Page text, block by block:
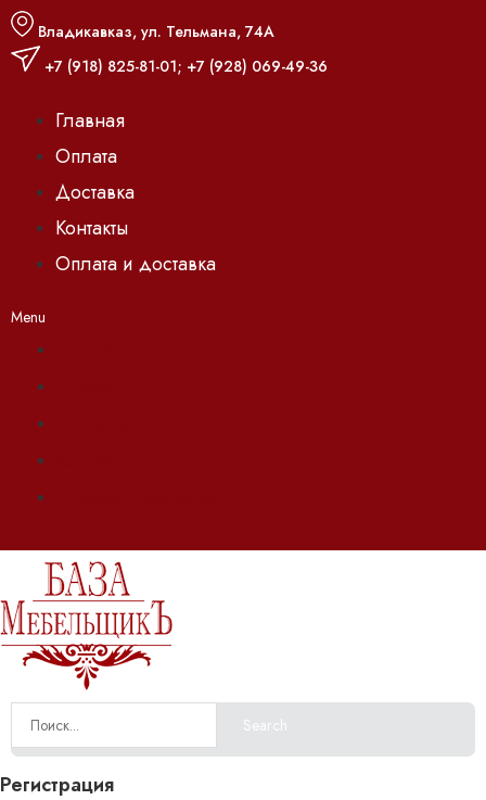
Владикавказ, ул. Тельмана, 74А
+7 (918) 825-81-01; +7 (928) 069-49-36
Главная
Оплата
Доставка
Контакты
Оплата и доставка
Menu
Search
Регистрация